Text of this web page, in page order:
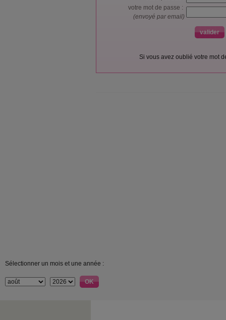
votre mot de passe :
(envoyé par email)
Si vous avez oublié votre mot
Sélectionner un mois et une année :